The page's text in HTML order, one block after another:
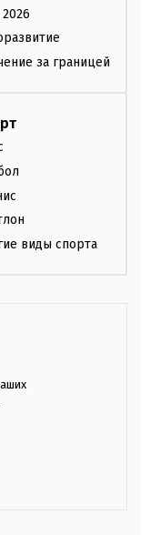
за границей
виды спорта